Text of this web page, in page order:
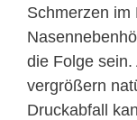
Schmerzen im
die Folge
vergrößern
Druckabfall